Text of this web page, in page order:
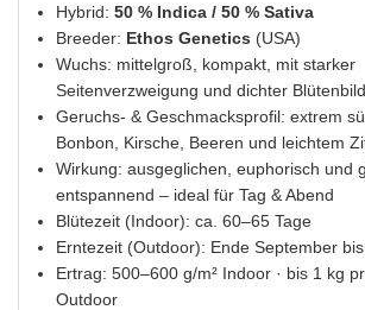
Hybrid: 50 % Indica / 50 % Sativa
Breeder: Ethos Genetics (USA)
Wuchs: mittelgroß, kompakt, mit starker
Seitenverzweigung und dichter
Geruchs- & Geschmacksprofil: extrem
Bonbon, Kirsche, Beeren und leichtem
Wirkung: ausgeglichen, euphorisch und
entspannend – ideal für Tag & Abend
Blütezeit (Indoor): ca. 60–65 Tage
Erntezeit (Outdoor): Ende September
Ertrag: 500–600 g/m² Indoor · bis 1 kg
Outdoor